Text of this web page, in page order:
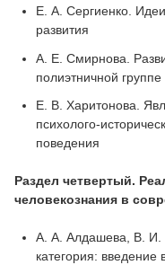
Е. А. Сергиенко.
развития
А. Е. Смирнова.
полиэтничной группе
Е. В. Харитонова.
психолого-
поведения
Раздел четвертый.
человекознания в
А. А. Алдашева, В. И.
категория: введение